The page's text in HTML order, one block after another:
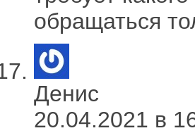
обращаться
Денис
20.04.2021 в